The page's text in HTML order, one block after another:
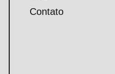
Contato